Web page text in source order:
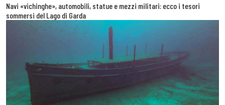
Navi «vichinghe», automobili, statue e mezzi militari: ecco i tesori
sommersi del Lago di Garda